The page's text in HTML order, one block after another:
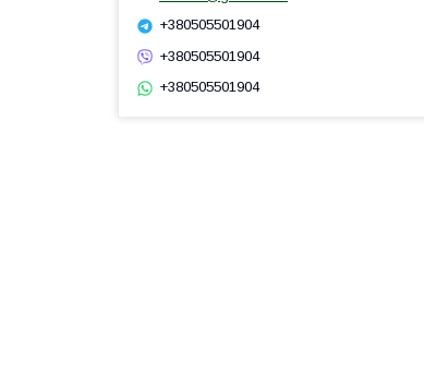
+380505501904
+380505501904
+380505501904